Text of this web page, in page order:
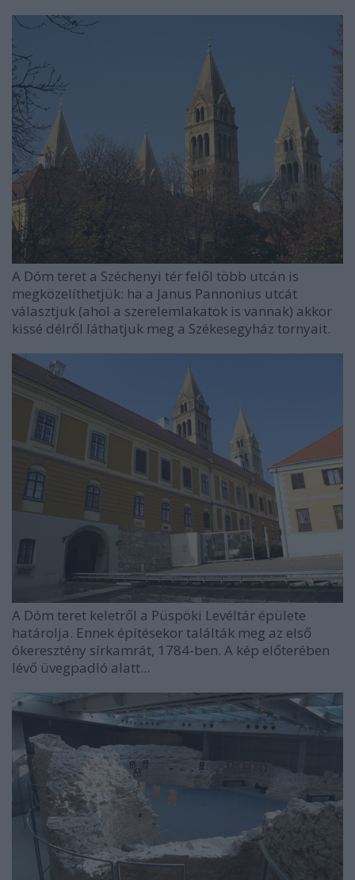
A Dóm teret a Széchenyi tér felől több utcán is
megközelíthetjük: ha a Janus Pannonius utcát
választjuk (ahol a szerelemlakatok is vannak) akkor
kissé délről láthatjuk meg a Székesegyház tornyait.
A Dóm teret keletről a Püspöki Levéltár épülete
határolja. Ennek építésekor találták meg az első
ókeresztény sírkamrát, 1784-ben. A kép előterében
lévő üvegpadló alatt...